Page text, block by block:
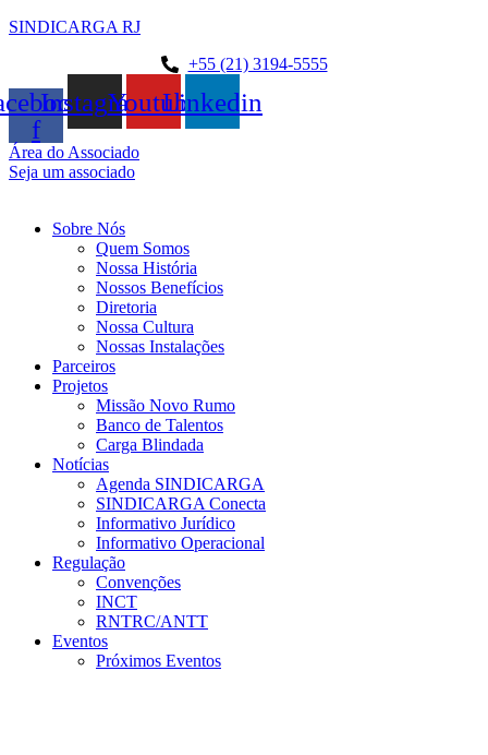
SINDICARGA RJ
+55 (21) 3194-5555
f
InstagramYoutubeLinkedin
Área do Associado
Seja um associado
Sobre Nós
Quem Somos
Nossa História
Nossos Benefícios
Diretoria
Nossa Cultura
Nossas Instalações
Parceiros
Projetos
Missão Novo Rumo
Banco de Talentos
Carga Blindada
Notícias
Agenda SINDICARGA
SINDICARGA Conecta
Informativo Jurídico
Informativo Operacional
Regulação
Convenções
INCT
RNTRC/ANTT
Eventos
Próximos Eventos